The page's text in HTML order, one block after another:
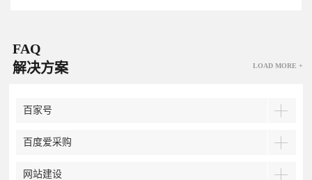
FAQ
解决方案
LOAD MORE +
百家号
百度爱采购
网站建设